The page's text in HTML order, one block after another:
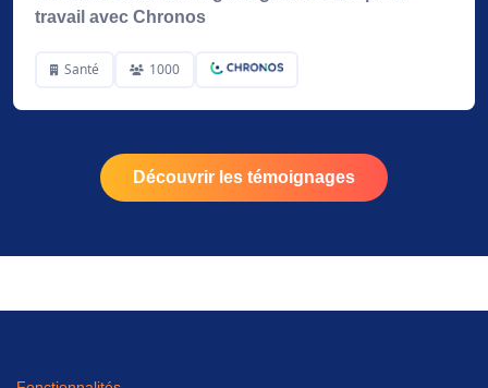
travail avec Chronos
Santé 1000
Découvrir les témoignages